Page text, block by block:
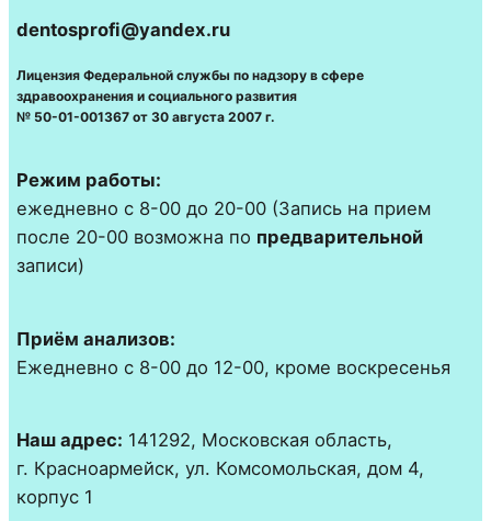
dentosprofi@yandex.ru
Лицензия Федеральной службы по надзору в сфере
здравоохранения и социального развития
№ 50-01-001367 от 30 августа 2007 г.
Режим работы:
ежедневно с 8-00 до 20-00 (Запись на прием
после 20-00 возможна по предварительной
записи)
Приём анализов:
Ежедневно с 8-00 до 12-00, кроме воскресенья
Наш адрес: 141292, Московская область,
г. Красноармейск, ул. Комсомольская, дом 4,
корпус 1